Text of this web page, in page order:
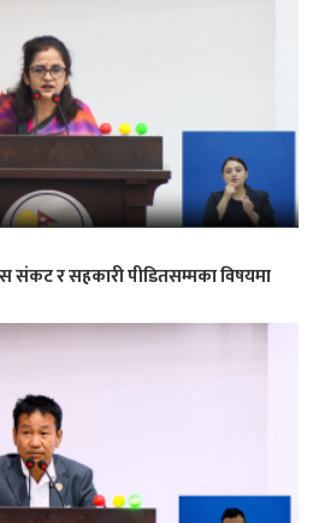
संकट र सहकारी पीडितसम्मका विषयमा